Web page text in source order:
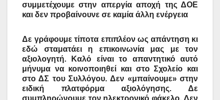
συμμετέχουμε στην απεργία αποχή της ΔΟΕ
και δεν προβαίνουνε σε καμία άλλη ενέργεια
Δε γράφουμε τίποτα επιπλέον ως απάντηση κι
εδώ σταματάει η επικοινωνία μας με τον
αξιολογητή. Καλό είναι το απαντητικό αυτό
μήνυμα να κοινοποιηθεί και στο Σχολείο και
στο ΔΣ του Συλλόγου. Δεν «μπαίνουμε» στην
ειδική πλατφόρμα αξιολόγησης. Δε
συμπληρώνουμε τον ηλεκτρονικό φάκελο. Δεν